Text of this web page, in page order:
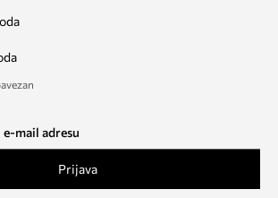
Prijava